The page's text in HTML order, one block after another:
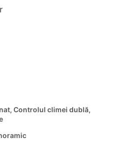
Controlul climei dublă,